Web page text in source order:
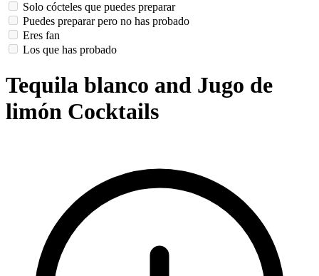
Solo cócteles que puedes preparar
Puedes preparar pero no has probado
Eres fan
Los que has probado
Tequila blanco and Jugo de
limón Cocktails